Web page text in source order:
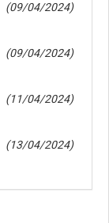
(09/04/2024)
(09/04/2024)
(11/04/2024)
(13/04/2024)